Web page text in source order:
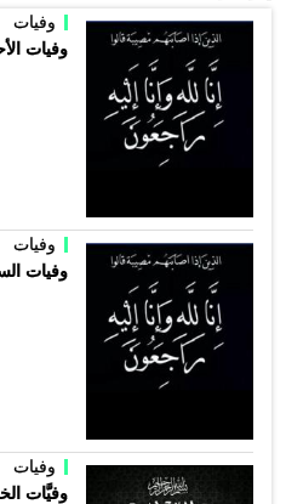
وفيات
وفيات الأحد 9-8-
وفيات
وفيات السبت
وفيات
وفيَّات الخميس